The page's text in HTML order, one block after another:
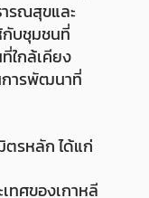
รณสุขและ
กับชุมชนที่
ใกล้เคียง
การพัฒนาที่
ตรหลัก ได้แก่
ทศของเกาหลี